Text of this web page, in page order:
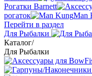
Рогатки Barnett
рогаток
Man
Перейти в раздел
Для Рыбалки
Каталог/
Для Рыбалки